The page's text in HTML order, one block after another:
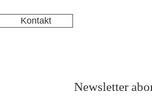
Kontakt
Newsletter